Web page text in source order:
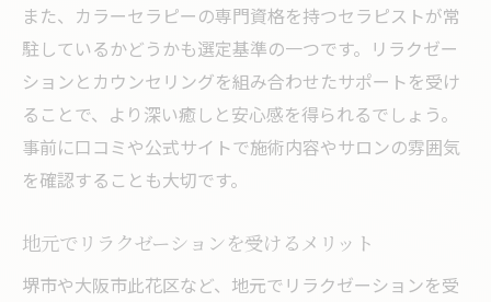
また、カラーセラピーの専門資格を持つセラピストが常
駐しているかどうかも選定基準の一つです。リラクゼー
ションとカウンセリングを組み合わせたサポートを受け
ることで、より深い癒しと安心感を得られるでしょう。
事前に口コミや公式サイトで施術内容やサロンの雰囲気
を確認することも大切です。
地元でリラクゼーションを受けるメリット
堺市や大阪市此花区など、地元でリラクゼーションを受